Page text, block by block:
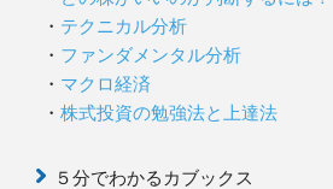
テクニカル分析
ファンダメンタル分析
マクロ経済
株式投資の勉強法と上達法
５分でわかるカブックス